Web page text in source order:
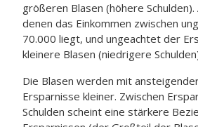
größeren Blasen (höhere Schulden).
denen das Einkommen zwischen
70.000 liegt, und ungeachtet der
kleinere Blasen (niedrigere
Die Blasen werden mit
Ersparnisse kleiner. Zwischen
Schulden scheint eine stärkere